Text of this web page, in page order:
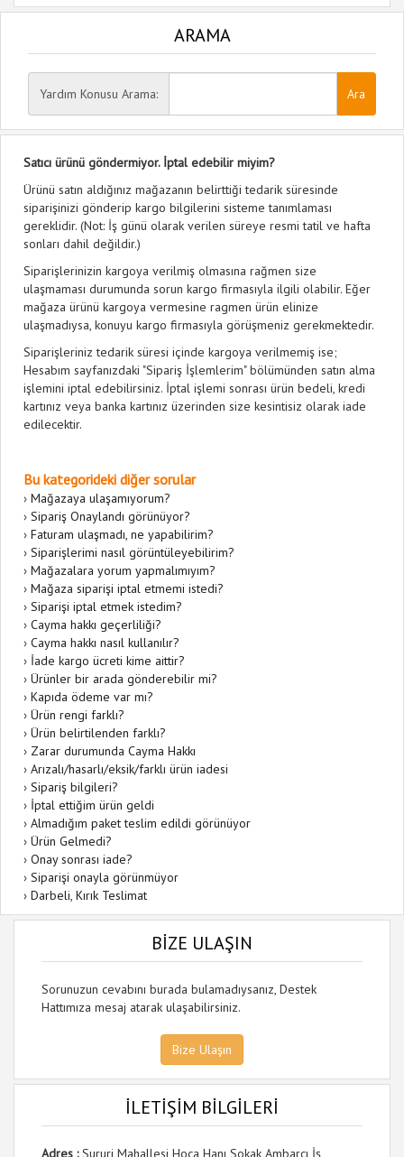
ARAMA
Yardım Konusu Arama:
Satıcı ürünü göndermiyor. İptal edebilir miyim?
Ürünü satın aldığınız mağazanın belirttiği tedarik süresinde
siparişinizi gönderip kargo bilgilerini sisteme tanımlaması
gereklidir. (Not: İş günü olarak verilen süreye resmi tatil ve hafta
sonları dahil değildir.)
Siparişlerinizin kargoya verilmiş olmasına rağmen size
ulaşmaması durumunda sorun kargo firmasıyla ilgili olabilir. Eğer
mağaza ürünü kargoya vermesine ragmen ürün elinize
ulaşmadıysa, konuyu kargo firmasıyla görüşmeniz gerekmektedir.
Siparişleriniz tedarik süresi içinde kargoya verilmemiş ise;
Hesabım sayfanızdaki "Sipariş İşlemlerim" bölümünden satın alma
işlemini iptal edebilirsiniz. İptal işlemi sonrası ürün bedeli, kredi
kartınız veya banka kartınız üzerinden size kesintisiz olarak iade
edilecektir.
Bu kategorideki diğer sorular
› Mağazaya ulaşamıyorum?
› Sipariş Onaylandı görünüyor?
› Faturam ulaşmadı, ne yapabilirim?
› Siparişlerimi nasıl görüntüleyebilirim?
› Mağazalara yorum yapmalımıyım?
› Mağaza siparişi iptal etmemi istedi?
› Siparişi iptal etmek istedim?
› Cayma hakkı geçerliliği?
› Cayma hakkı nasıl kullanılır?
› İade kargo ücreti kime aittir?
› Ürünler bir arada gönderebilir mi?
› Kapıda ödeme var mı?
› Ürün rengi farklı?
› Ürün belirtilenden farklı?
› Zarar durumunda Cayma Hakkı
› Arızalı/hasarlı/eksik/farklı ürün iadesi
› Sipariş bilgileri?
› İptal ettiğim ürün geldi
› Almadığım paket teslim edildi görünüyor
› Ürün Gelmedi?
› Onay sonrası iade?
› Siparişi onayla görünmüyor
› Darbeli, Kırık Teslimat
BİZE ULAŞIN
Sorunuzun cevabını burada bulamadıysanız, Destek
Hattımıza mesaj atarak ulaşabilirsiniz.
Bize Ulaşın
İLETİŞİM BİLGİLERİ
Adres :Sururi Mahallesi Hoca Hanı Sokak Ambarcı İş